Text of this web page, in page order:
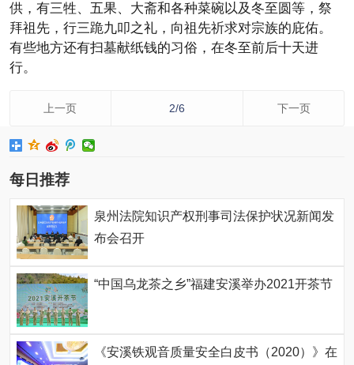
供，有三牲、五果、大斋和各种菜碗以及冬至圆等，祭
拜祖先，行三跪九叩之礼，向祖先祈求对宗族的庇佑。
有些地方还有扫墓献纸钱的习俗，在冬至前后十天进
行。
上一页 2/6 下一页
每日推荐
泉州法院知识产权刑事司法保护状况新闻发
布会召开
“中国乌龙茶之乡”福建安溪举办2021开茶节
《安溪铁观音质量安全白皮书（2020）》在